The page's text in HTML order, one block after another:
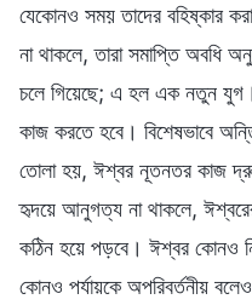
যেকোনও সময় তাদের বহিষ্কার
না থাকলে, তারা সমাপ্তি
চলে গিয়েছে; এ হল এক নতুন
কাজ করতে হবে। বিশেষভাবে
তোলা হয়, ঈশ্বর নূতনতর কাজ
হৃদয়ে আনুগত্য না থাকলে,
কঠিন হয়ে পড়বে। ঈশ্বর কোনও
কোনও পর্যায়কে অপরিবর্তনীয়